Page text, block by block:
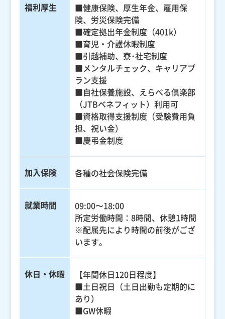
福利厚生
■健康保険、厚生年金、雇用保
険、労災保険完備
■確定拠出年金制度（401k）
■育児・介護休暇制度
■引越補助、寮･社宅制度
■メンタルチェック、キャリアプ
ラン支援
■自社保養施設、えらべる倶楽部
（JTBベネフィット）利用可
■資格取得支援制度（受験費用負
担、祝い金）
■慶弔金制度
加入保険 各種の社会保険完備
就業時間
09:00〜18:00
所定労働時間：8時間、休憩1時間
※配属先により時間の前後がござ
います。
休日・休暇
【年間休日120日程度】
■土日祝日（土日出勤も定期的に
あり）
■GW休暇